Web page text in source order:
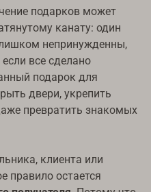
подарков может
канату: один
непринужденны,
все сделано
подарок для
двери, укрепить
превратить знакомых
клиента или
правило остается